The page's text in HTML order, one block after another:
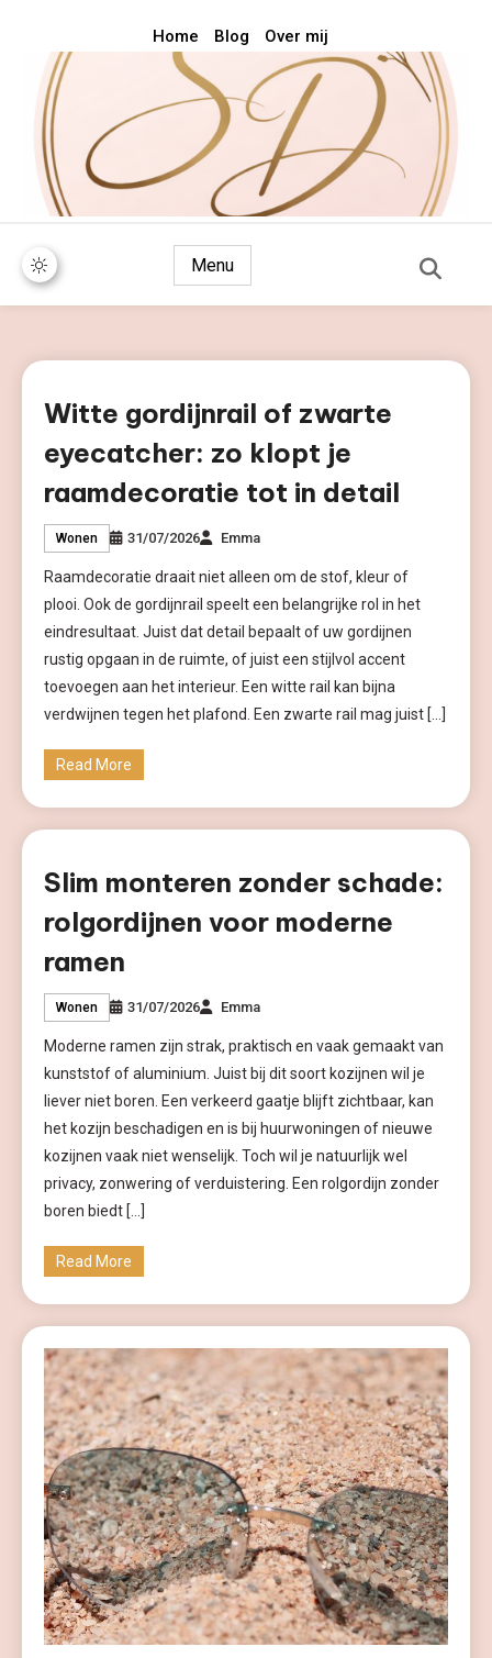
Home Blog Over mij
Style & Design
Voor als het stijlvol mag zijn
Menu
Witte gordijnrail of zwarte
eyecatcher: zo klopt je
raamdecoratie tot in detail
Wonen 31/07/2026 Emma
Raamdecoratie draait niet alleen om de stof, kleur of
plooi. Ook de gordijnrail speelt een belangrijke rol in het
eindresultaat. Juist dat detail bepaalt of uw gordijnen
rustig opgaan in de ruimte, of juist een stijlvol accent
toevoegen aan het interieur. Een witte rail kan bijna
verdwijnen tegen het plafond. Een zwarte rail mag juist […]
Read More
Slim monteren zonder schade:
rolgordijnen voor moderne
ramen
Wonen 31/07/2026 Emma
Moderne ramen zijn strak, praktisch en vaak gemaakt van
kunststof of aluminium. Juist bij dit soort kozijnen wil je
liever niet boren. Een verkeerd gaatje blijft zichtbaar, kan
het kozijn beschadigen en is bij huurwoningen of nieuwe
kozijnen vaak niet wenselijk. Toch wil je natuurlijk wel
privacy, zonwering of verduistering. Een rolgordijn zonder
boren biedt […]
Read More